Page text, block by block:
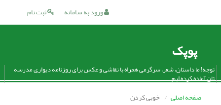
ثبت نام ورود به سامانه
پوپک
توجه! ما داستان، شعر، سرگرمی همراه با نقاشی و عکس برای روزنامه دیواری مدرسه
تان آماده کرده ایم.
صفحه اصلی خوبی کردن